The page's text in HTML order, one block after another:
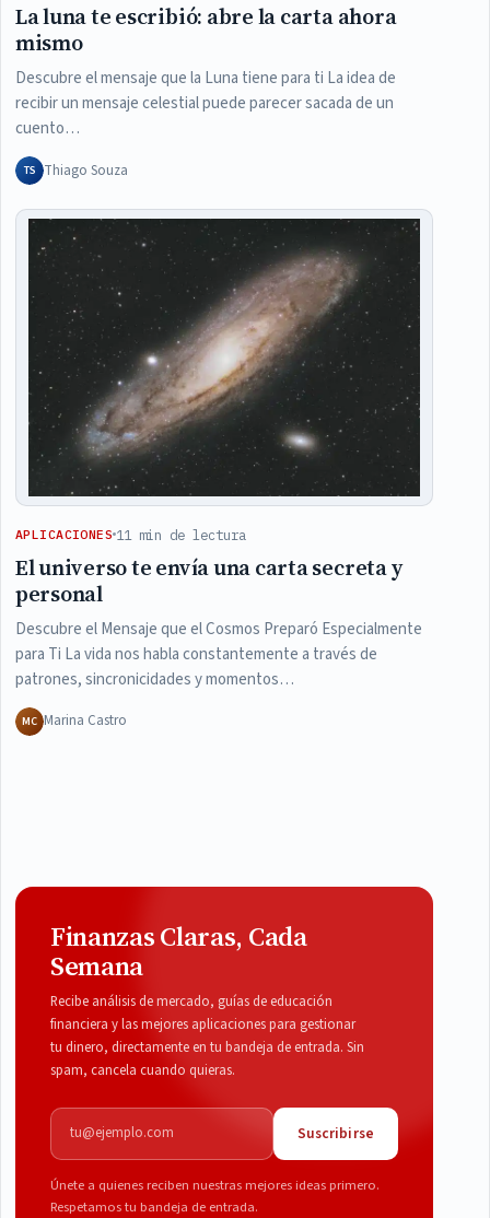
La luna te escribió: abre la carta ahora
mismo
Descubre el mensaje que la Luna tiene para ti La idea de
recibir un mensaje celestial puede parecer sacada de un
cuento…
TS Thiago Souza
APLICACIONES 11 min de lectura
El universo te envía una carta secreta y
personal
Descubre el Mensaje que el Cosmos Preparó Especialmente
para Ti La vida nos habla constantemente a través de
patrones, sincronicidades y momentos…
MC Marina Castro
Finanzas Claras, Cada
Semana
Recibe análisis de mercado, guías de educación
financiera y las mejores aplicaciones para gestionar
tu dinero, directamente en tu bandeja de entrada. Sin
spam, cancela cuando quieras.
Correo electrónico
Suscribirse
Únete a quienes reciben nuestras mejores ideas primero.
Respetamos tu bandeja de entrada.